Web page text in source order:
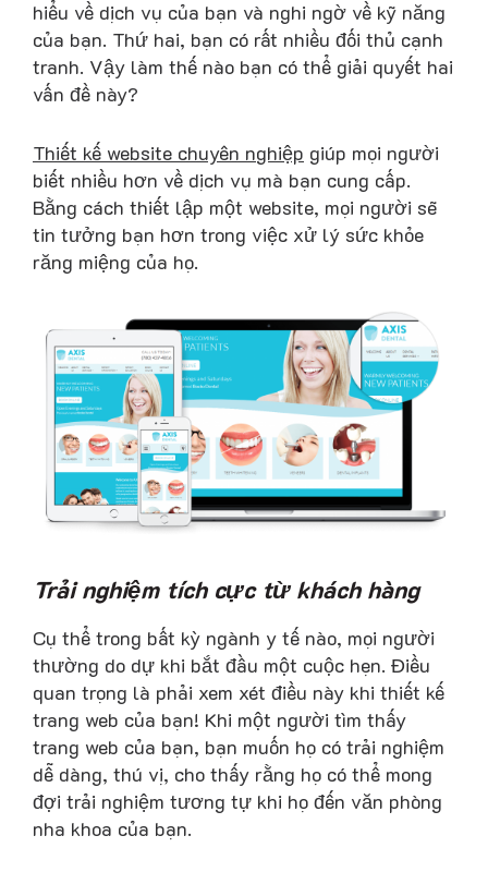
hiểu về dịch vụ của bạn và nghi ngờ về kỹ năng
của bạn. Thứ hai, bạn có rất nhiều đối thủ cạnh
tranh. Vậy làm thế nào bạn có thể giải quyết hai
vấn đề này?
Thiết kế website chuyên nghiệp giúp mọi người
biết nhiều hơn về dịch vụ mà bạn cung cấp.
Bằng cách thiết lập một website, mọi người sẽ
tin tưởng bạn hơn trong việc xử lý sức khỏe
răng miệng của họ.
Trải nghiệm tích cực từ khách hàng
Cụ thể trong bất kỳ ngành y tế nào, mọi người
thường do dự khi bắt đầu một cuộc hẹn. Điều
quan trọng là phải xem xét điều này khi thiết kế
trang web của bạn! Khi một người tìm thấy
trang web của bạn, bạn muốn họ có trải nghiệm
dễ dàng, thú vị, cho thấy rằng họ có thể mong
đợi trải nghiệm tương tự khi họ đến văn phòng
nha khoa của bạn.